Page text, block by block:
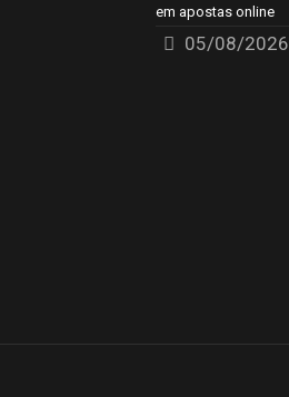
em apostas online
05/08/2026